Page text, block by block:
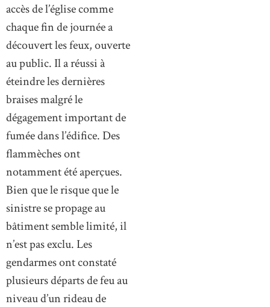
accès de l’église comme
chaque fin de journée a
découvert les feux, ouverte
au public. Il a réussi à
éteindre les dernières
braises malgré le
dégagement important de
fumée dans l’édifice. Des
flammèches ont
notamment été aperçues.
Bien que le risque que le
sinistre se propage au
bâtiment semble limité, il
n’est pas exclu. Les
gendarmes ont constaté
plusieurs départs de feu au
niveau d’un rideau de